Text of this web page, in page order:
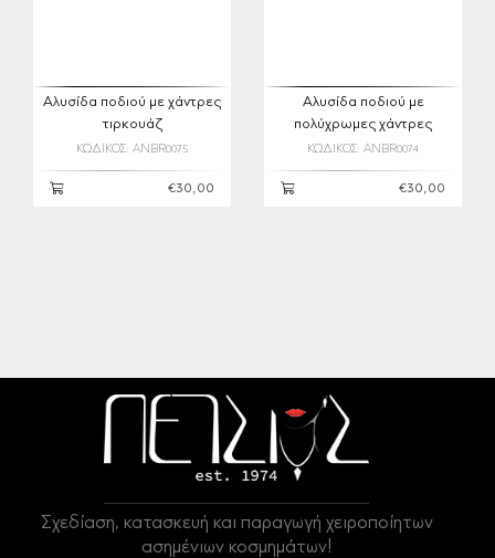
Αλυσίδα ποδιού με χάντρες
τιρκουάζ
ΚΩΔΙΚΟΣ: ANBR0075
€30,00
Αλυσίδα ποδιού με
πολύχρωμες χάντρες
ΚΩΔΙΚΟΣ: ANBR0074
€30,00
Σχεδίαση, κατασκευή και παραγωγή χειροποίητων
ασημένιων κοσμημάτων!